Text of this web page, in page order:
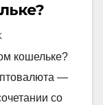
кошельке?
—
со